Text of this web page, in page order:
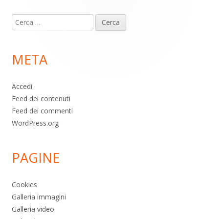
piè
pagina
Ricerca
per:
META
Accedi
Feed dei contenuti
Feed dei commenti
WordPress.org
PAGINE
Cookies
Galleria immagini
Galleria video